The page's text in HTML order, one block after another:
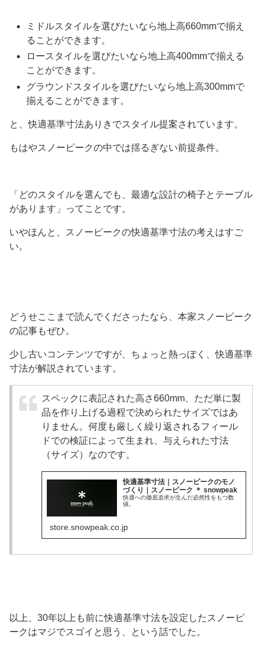
ミドルスタイルを選びたいなら地上高660mmで揃え
ることができます。
ロースタイルを選びたいなら地上高400mmで揃える
ことができます。
グラウンドスタイルを選びたいなら地上高300mmで
揃えることができます。
と、快適基準寸法ありきでスタイル提案されています。
もはやスノーピークの中では揺るぎない前提条件。
「どのスタイルを選んでも、最適な設計の椅子とテーブル
があります」ってことです。
いやほんと、スノーピークの快適基準寸法の考えはすご
い。
どうせここまで読んでくださったなら、本家スノーピーク
の記事もぜひ。
少し古いコンテンツですが、ちょっと熱っぽく、快適基準
寸法が解説されています。
スペックに表記された高さ660mm、ただ単に製
品を作り上げる過程で決められたサイズではあ
りません。何度も厳しく繰り返されるフィール
ドでの検証によって生まれ、与えられた寸法
（サイズ）なのです。
快適基準寸法｜スノーピークのモノ
づくり｜スノーピーク ＊ snowpeak
快適への徹底追求が生んだ必然性をもつ数
値。
store.snowpeak.co.jp
以上、30年以上も前に快適基準寸法を設定したスノーピ
ークはマジでスゴイと思う、という話でした。